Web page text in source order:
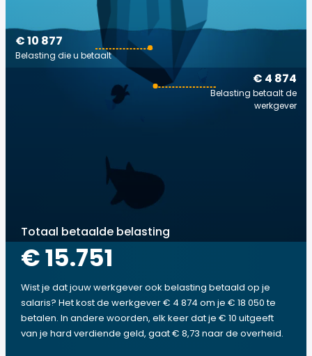
€ 4 874
Belasting betaalt de
werkgever
€ 10 877
Belasting die u betaalt
Totaal betaalde belasting
€ 15.751
Wist je dat jouw werkgever ook belasting betaald op je
salaris? Het kost de werkgever € 4 874 om je € 18 050 te
betalen. In andere woorden, elk keer dat je € 10 uitgeeft
van je hard verdiende geld, gaat € 8,73 naar de overheid.